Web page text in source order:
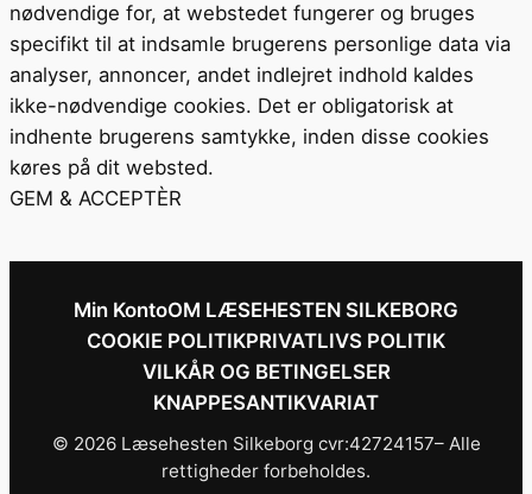
nødvendige for, at webstedet fungerer og bruges
specifikt til at indsamle brugerens personlige data via
analyser, annoncer, andet indlejret indhold kaldes
ikke-nødvendige cookies. Det er obligatorisk at
indhente brugerens samtykke, inden disse cookies
køres på dit websted.
GEM & ACCEPTÈR
Min KontoOM LÆSEHESTEN SILKEBORG
COOKIE POLITIKPRIVATLIVS POLITIK
VILKÅR OG BETINGELSER
KNAPPESANTIKVARIAT
© 2026 Læsehesten Silkeborg cvr:42724157– Alle
rettigheder forbeholdes.